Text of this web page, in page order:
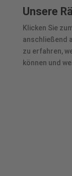
Unsere
Klicken Sie
anschließend
zu erfahren,
können und